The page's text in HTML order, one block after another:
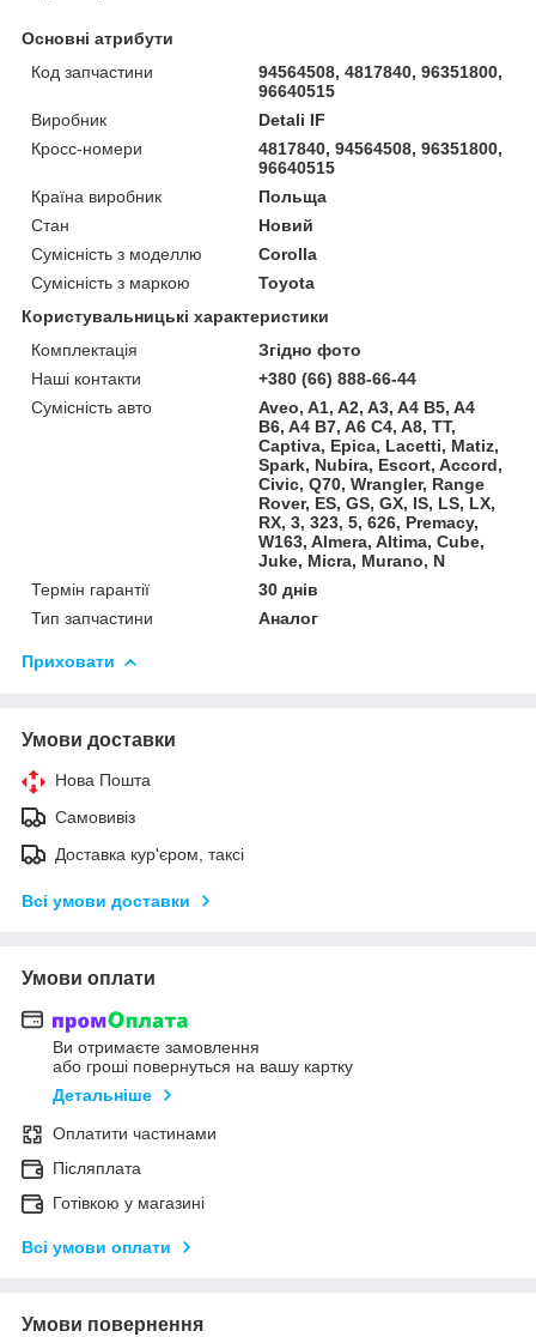
Основні атрибути
Код запчастини
94564508, 4817840, 96351800,
96640515
Виробник
Detali IF
Кросс-номери
4817840, 94564508, 96351800,
96640515
Країна виробник
Польща
Стан
Новий
Сумісність з моделлю
Corolla
Сумісність з маркою
Toyota
Користувальницькі характеристики
Комплектація
Згідно фото
Наші контакти
+380 (66) 888-66-44
Сумісність авто
Aveo, A1, A2, A3, A4 B5, A4
B6, A4 B7, A6 C4, A8, TT,
Captiva, Epica, Lacetti, Matiz,
Spark, Nubira, Escort, Accord,
Civic, Q70, Wrangler, Range
Rover, ES, GS, GX, IS, LS, LX,
RX, 3, 323, 5, 626, Premacy,
W163, Almera, Altima, Cube,
Juke, Micra, Murano, N
Термін гарантії
30 днів
Тип запчастини
Аналог
Приховати
Умови доставки
Нова Пошта
Самовивіз
Доставка кур'єром, таксі
Всі умови доставки
Умови оплати
Ви отримаєте замовлення
або гроші повернуться на вашу картку
Детальніше
Оплатити частинами
Післяплата
Готівкою у магазині
Всі умови оплати
Умови повернення